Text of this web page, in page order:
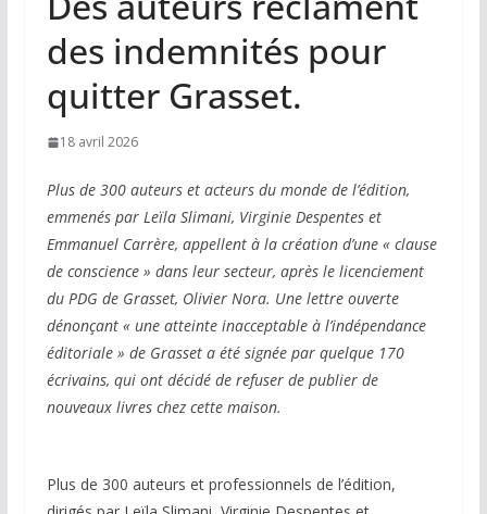
des indemnités pour
quitter Grasset.
18 avril 2026
Plus de 300 auteurs et acteurs du monde de l’édition,
emmenés par Leïla Slimani, Virginie Despentes et
Emmanuel Carrère, appellent à la création d’une « clause
de conscience » dans leur secteur, après le licenciement
du PDG de Grasset, Olivier Nora. Une lettre ouverte
dénonçant « une atteinte inacceptable à l’indépendance
éditoriale » de Grasset a été signée par quelque 170
écrivains, qui ont décidé de refuser de publier de
nouveaux livres chez cette maison.
Plus de 300 auteurs et professionnels de l’édition,